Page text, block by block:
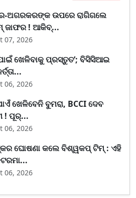
ଅଗରକରଙ୍କ ଉପରେ ରାଗିଗଲେ
ଜାଫର ! ଆକିବ୍...
07, 2026
ଖେଳିବାକୁ ପ୍ରସ୍ତୁତ’; ବିସିସିଆଇ
06, 2026
ଖେଳିବେନି ବୁମରା, BCCI ଦେବ
! ପୂର୍...
06, 2026
ଘୋଷଣା କଲେ ବିଶ୍ୱକପ୍ ଟିମ୍ : ଏହି
06, 2026